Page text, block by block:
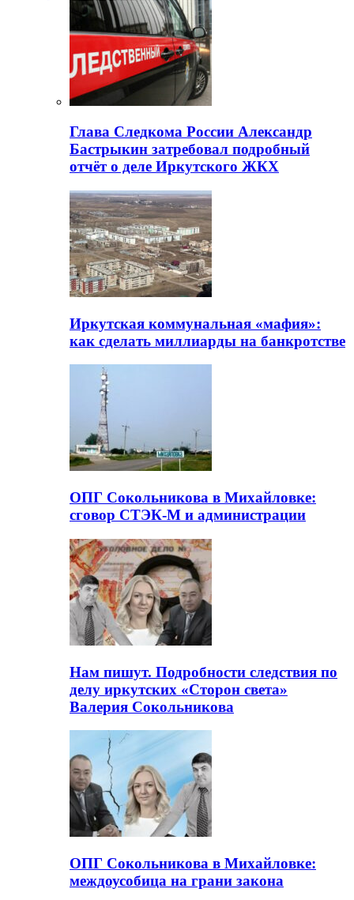
Глава Следкома России Александр
Бастрыкин затребовал подробный
отчёт о деле Иркутского ЖКХ
Иркутская коммунальная «мафия»:
как сделать миллиарды на банкротстве
ОПГ Сокольникова в Михайловке:
сговор СТЭК-М и администрации
Нам пишут. Подробности следствия по
делу иркутских «Сторон света»
Валерия Сокольникова
ОПГ Сокольникова в Михайловке:
междоусобица на грани закона